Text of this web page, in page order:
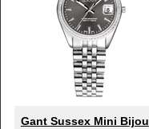
Gant Sussex Mini Bijou